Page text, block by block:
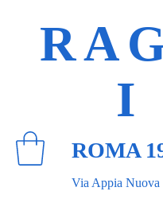
Via Appia Nuova
I
ROMA